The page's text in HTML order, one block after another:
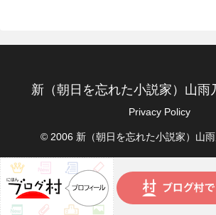
新（朝日を忘れた小説家）山雨
Privacy Policy
© 2006 新（朝日を忘れた小説家）山雨